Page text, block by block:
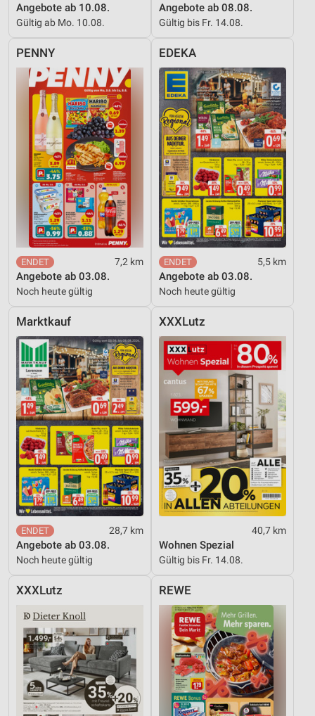
Angebote ab 10.08.
Gültig ab Mo. 10.08.
Angebote ab 08.08.
Gültig bis Fr. 14.08.
PENNY
7,2 km
Angebote ab 03.08.
Noch heute gültig
EDEKA
5,5 km
Angebote ab 03.08.
Noch heute gültig
Marktkauf
28,7 km
Angebote ab 03.08.
Noch heute gültig
XXXLutz
40,7 km
Wohnen Spezial
Gültig bis Fr. 14.08.
XXXLutz REWE